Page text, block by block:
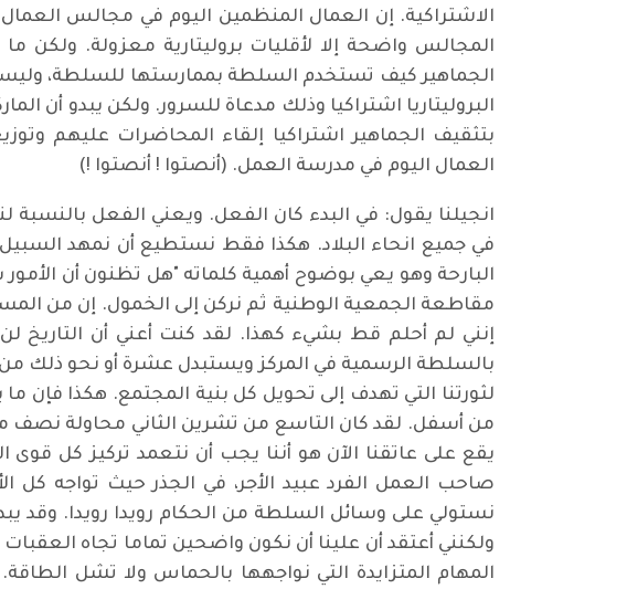
الاشتراكية. إن العمال المنظمين اليوم في مجالس
المجالس واضحة إلا لأقليات بروليتارية معزولة.
الجماهير كيف تستخدم السلطة بممارستها للسلطة، وليست
البروليتاريا اشتراكيا وذلك مدعاة للسرور. ولكن يبدو أن
بتثقيف الجماهير اشتراكيا إلقاء المحاضرات عليهم
العمال اليوم في مدرسة العمل. (أنصتوا ! أنصتوا !)
انجيلنا يقول: في البدء كان الفعل. ويعني الفعل
في جميع انحاء البلاد. هكذا فقط نستطيع أن نمهد
البارحة وهو يعي بوضوح أهمية كلماته "هل تظنون أن
مقاطعة الجمعية الوطنية ثم نركن إلى الخمول. إن من
إنني لم أحلم قط بشيء كهذا. لقد كنت أعني أن التاريخ
بالسلطة الرسمية في المركز ويستبدل عشرة أو نحو ذلك
لثورتنا التي تهدف إلى تحويل كل بنية المجتمع. هكذا فإن ما
من أسفل. لقد كان التاسع من تشرين الثاني محاولة
يقع على عاتقنا الآن هو أننا يجب أن نتعمد تركيز كل
صاحب العمل الفرد عبيد الأجر، في الجذر حيث تواجه كل
نستولي على وسائل السلطة من الحكام رويدا رويدا. وقد
ولكنني أعتقد أن علينا أن نكون واضحين تماما تجاه
المهام المتزايدة التي نواجهها بالحماس ولا تشل